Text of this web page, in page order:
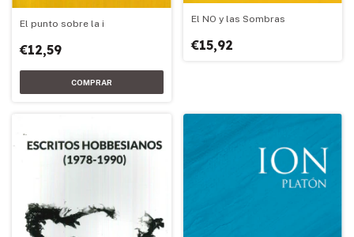
El punto sobre la i
€12,59
El NO y las Sombras
€15,92